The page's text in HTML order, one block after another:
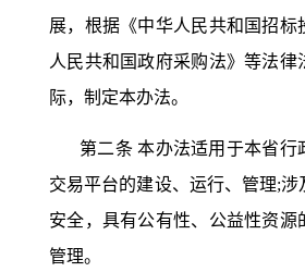
展，根据《中华人民共和国招标
人民共和国政府采购法》等法律
际，制定本办法。
第二条 本办法适用于本省行
交易平台的建设、运行、管理;涉
安全，具有公有性、公益性资源
管理。